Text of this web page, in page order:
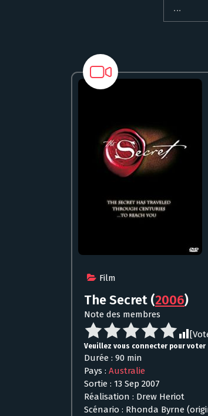
Film
The Secret (2006)
Note des membres
Veuillez vous connecter pour voter
Durée : 90 min
Pays : Australie
Sortie : 13 Sep 2007
Réalisation : Drew Heriot
Scénario : Rhonda Byrne